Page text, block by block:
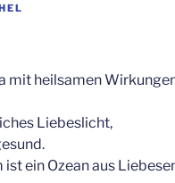
mit heilsamen
Liebeslicht,
ein Ozean aus